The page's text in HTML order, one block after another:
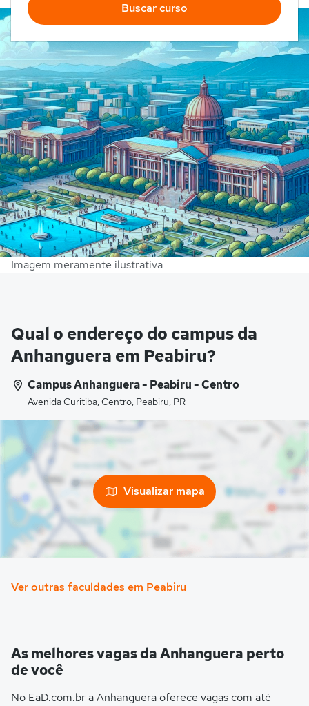
Buscar curso
Imagem meramente ilustrativa
Qual o endereço do campus da
Anhanguera em Peabiru?
Campus Anhanguera - Peabiru - Centro
Avenida Curitiba, Centro, Peabiru, PR
Visualizar mapa
Ver outras faculdades em Peabiru
As melhores vagas da Anhanguera perto
de você
No EaD.com.br a Anhanguera oferece vagas com até